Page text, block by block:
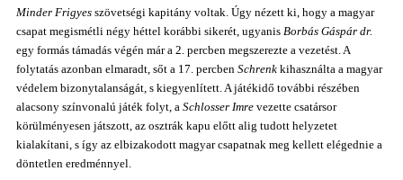
Minder Frigyes szövetségi kapitány voltak. Úgy nézett ki, hogy a magyar
csapat megismétli négy héttel korábbi sikerét, ugyanis Borbás Gáspár dr.
egy formás támadás végén már a 2. percben megszerezte a vezetést. A
folytatás azonban elmaradt, sőt a 17. percben Schrenk kihasználta a magyar
védelem bizonytalanságát, s kiegyenlített. A játékidő további részében
alacsony színvonalú játék folyt, a Schlosser Imre vezette csatársor
körülményesen játszott, az osztrák kapu előtt alig tudott helyzetet
kialakítani, s így az elbizakodott magyar csapatnak meg kellett elégednie a
döntetlen eredménnyel.